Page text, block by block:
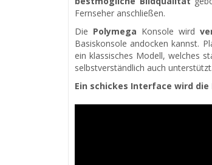
Fernseher anschließen.
Die Polymega Konsole wird
Basiskonsole andocken kannst.
ein klassisches Modell, welches
selbstverständlich auch unterstützt.
Ein schickes Interface wird